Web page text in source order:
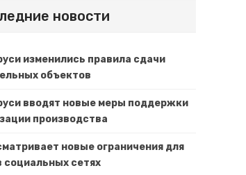
новости
изменились правила сдачи
объектов
вводят новые меры поддержки
производства
новые ограничения для
социальных сетях